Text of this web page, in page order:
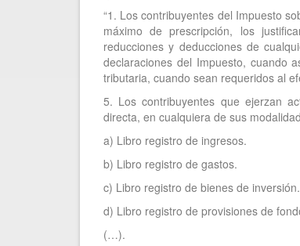
“1. Los contribuyentes del Impuesto
máximo de prescripción, los
reducciones y deducciones de
declaraciones del Impuesto, cuando
tributaria, cuando sean requeridos al
5. Los contribuyentes que ejerzan
directa, en cualquiera de sus
a) Libro registro de ingresos.
b) Libro registro de gastos.
c) Libro registro de bienes de inversión.
d) Libro registro de provisiones de
(…).